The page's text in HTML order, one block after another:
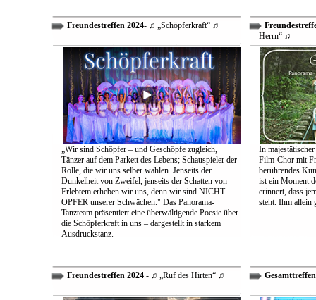
Freundestreffen 2024- ♫ „Schöpferkraft“ ♫
„Wir sind Schöpfer – und Geschöpfe zugleich,
Tänzer auf dem Parkett des Lebens; Schauspieler der
Rolle, die wir uns selber wählen. Jenseits der
Dunkelheit von Zweifel, jenseits der Schatten von
Erlebtem erheben wir uns, denn wir sind NICHT
OPFER unserer Schwächen." Das Panorama-
Tanzteam präsentiert eine überwältigende Poesie über
die Schöpferkraft in uns – dargestellt in starkem
Ausdruckstanz.
Herrn“ ♫
In
Film-Chor mit
berührendes
ist ein Moment
erinnert, dass
steht. Ihm allein
Freundestreffen 2024- ♫ „Ruf des Hirten“ ♫